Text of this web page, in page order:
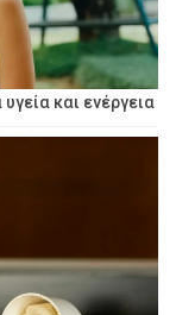
και ενέργεια